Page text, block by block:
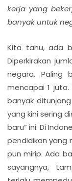
kerja yang
banyak untuk
Kita tahu, ada
Diperkirakan
negara. Paling
mencapai 1 juta.
banyak
yang kini sering
baru” ini. Di
pendidikan yang
pun mirip. Ada
sayangnya,